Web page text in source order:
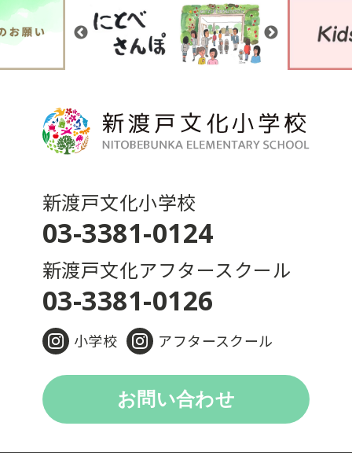
新渡戸文化小学校
03-3381-0124
新渡戸文化アフタースクール
03-3381-0126
小学校 アフタースクール
お問い合わせ